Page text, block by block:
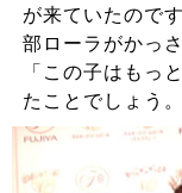
が来ていたので
部ローラがかっ
「この子はもっ
たことでしょう。